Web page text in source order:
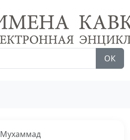
ОК
Мухаммад